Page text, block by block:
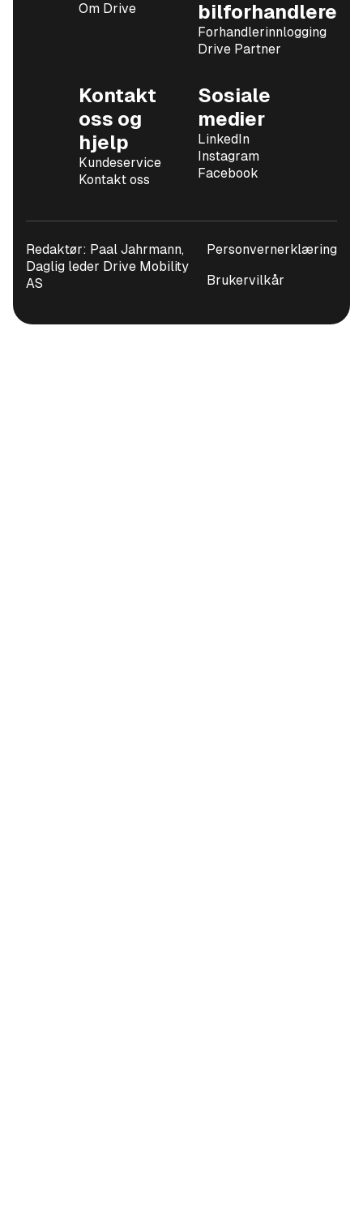
Om Drive
bilforhandlere
Forhandlerinnlogging
Drive Partner
Kontakt
oss og
hjelp
Kundeservice
Kontakt oss
Sosiale
medier
LinkedIn
Instagram
Facebook
Redaktør: Paal Jahrmann,
Daglig leder Drive Mobility
AS
Personvernerklæring
Brukervilkår